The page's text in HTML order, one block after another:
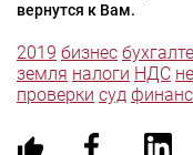
вернутся к Вам.
2019 бизнес
земля налоги НДС
проверки суд